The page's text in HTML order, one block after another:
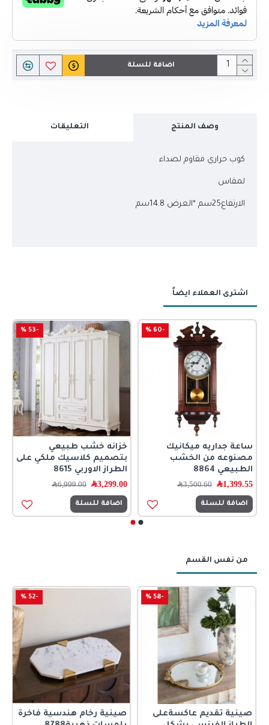
اضافة للسلة
وصف المنتج التعليقات
كوب حراري مقاوم لصداء
لمقاس
الارتفاع25سم *العرض 14.8سم
اشترى العملاء ايضاً
-60 %
ساعة جداريه ميكانيك
مصنوعه من الخشب
الطبيعي 8864
1,399.55﷼ 3,500.60﷼
اضافة للسلة
-53 %
خزانه خشب طبيعي
بتصميم كلاسيك ملكي على
الطراز الاوربي 8615
3,299.00﷼ 6,999.00﷼
اضافة للسلة
من نفس القسم
-58 %
صينية تقديم عاكسةعلى
-52 %
صينية رخام هندسية فاخرة